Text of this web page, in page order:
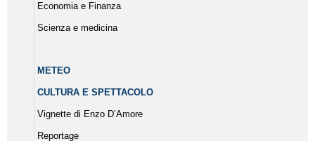
Economia e Finanza
Scienza e medicina
METEO
CULTURA E SPETTACOLO
Vignette di Enzo D’Amore
Reportage